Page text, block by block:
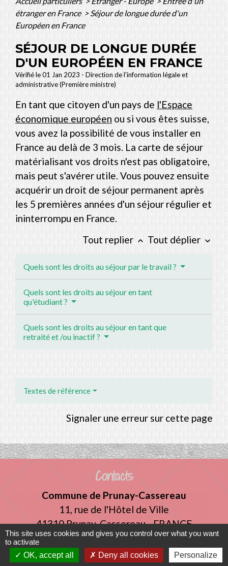
étranger en France> Séjour de longue durée d'un
Européen en France
SÉJOUR DE LONGUE DURÉE
D'UN EUROPÉEN EN FRANCE
Vérifié le 01 Jan 2023 - Direction de l'information légale et
administrative (Première ministre)
En tant que citoyen d'un pays del'Espace
économique européenou si vous êtes suisse,
vous avez la possibilité de vous installer en
France au delà de 3 mois. La carte de séjour
matérialisant vos droits n'est pas obligatoire,
mais peut s'avérer utile. Vous pouvez ensuite
acquérir un droit de séjour permanent après
les 5 premières années d'un séjour régulier et
ininterrompu en France.
Tout replier keyboard_arrow_up Tout déplier keyboard_arrow_down
Quels sont les droits au séjour par le travail ?
Quels sont les droits au séjour en tant
qu'étudiant ?
Quels sont les droits au séjour en tant que
retraité et /ou inactif ?
Textes de référence
Signaler une erreur sur cette page
Contacts
Commune de Prunay-Cassereau
11, rue de l'Hôtel de Ville
41310 Prunay-Cassereau - FRANCE
+33 2 54 80 32 81
This site uses cookies and gives you control over what you want
to activate
OK, accept all
Deny all cookies Personalize